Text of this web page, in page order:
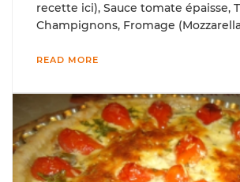
recette ici), Sauce tomate épaisse,
Champignons, Fromage
READ MORE